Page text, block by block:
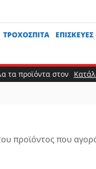
ΤΡΟΧΌΣΠΙΤΑ ΕΠΙΣΚΕΥΈΣ
τα προϊόντα στον
προϊόντος που